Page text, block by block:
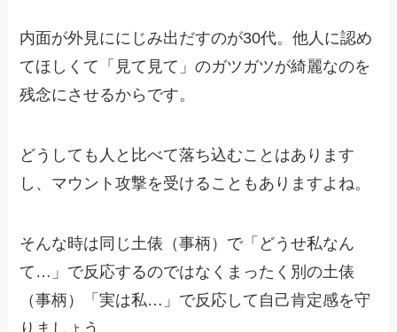
内面が外見ににじみ出だすのが30代。他人に認め
てほしくて「見て見て」のガツガツが綺麗なのを
残念にさせるからです。
どうしても人と比べて落ち込むことはあります
し、マウント攻撃を受けることもありますよね。
そんな時は同じ土俵（事柄）で「どうせ私なん
て…」で反応するのではなくまったく別の土俵
（事柄）「実は私…」で反応して自己肯定感を守
りましょう。